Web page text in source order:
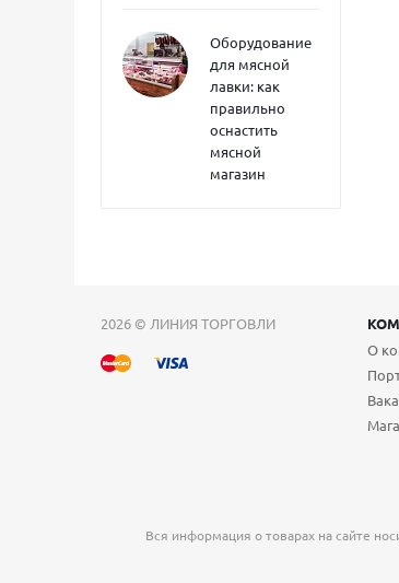
Оборудование
для мясной
лавки: как
правильно
оснастить
мясной
магазин
2026 © ЛИНИЯ ТОРГОВЛИ
О
Вся информация о товарах на сайте